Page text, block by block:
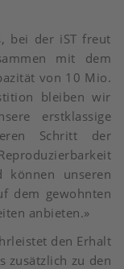
bei der iST freut
mit dem
von 10 Mio.
bleiben wir
erstklassige
Schritt der
können unseren
dem gewohnten
anbieten.»
den Erhalt
zusätzlich zu den